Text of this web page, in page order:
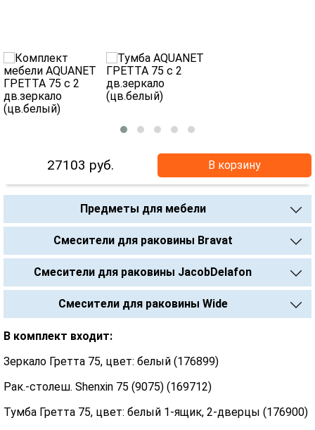
27103 руб. В корзину
Предметы для мебели
Смесители для раковины Bravat
Смесители для раковины JacobDelafon
Смесители для раковины Wide
В комплект входит:
Зеркало Гретта 75, цвет: белый (176899)
Рак.-столеш. Shenxin 75 (9075) (169712)
Тумба Гретта 75, цвет: белый 1-ящик, 2-дверцы (176900)